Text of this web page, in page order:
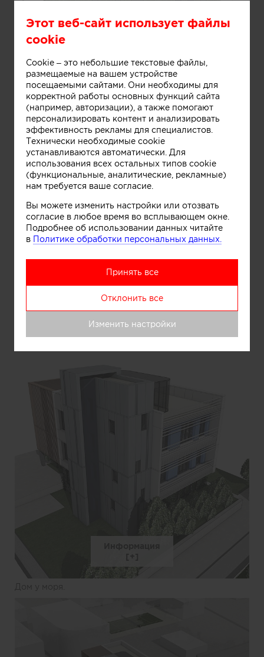
Дом у моря.
Этот веб-сайт использует файлы
cookie
Cookie – это небольшие текстовые файлы,
размещаемые на вашем устройстве
посещаемыми сайтами. Они необходимы для
корректной работы основных функций сайта
(например, авторизации), а также помогают
персонализировать контент и анализировать
эффективность рекламы для специалистов.
Технически необходимые cookie
устанавливаются автоматически. Для
использования всех остальных типов cookie
(функциональные, аналитические, рекламные)
нам требуется ваше согласие.
Вы можете изменить настройки или отозвать
согласие в любое время во всплывающем окне.
Подробнее об использовании данных читайте
в Политике обработки персональных данных.
Принять все
Отклонить все
Изменить настройки